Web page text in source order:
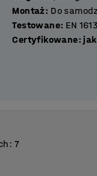
Montaż: Do
Testowane: EN
Certyfikowane:
7